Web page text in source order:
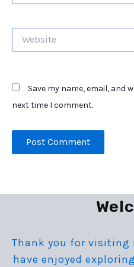
Save my name, email, and
next time I comment.
Thank you for visiting
have enjoyed